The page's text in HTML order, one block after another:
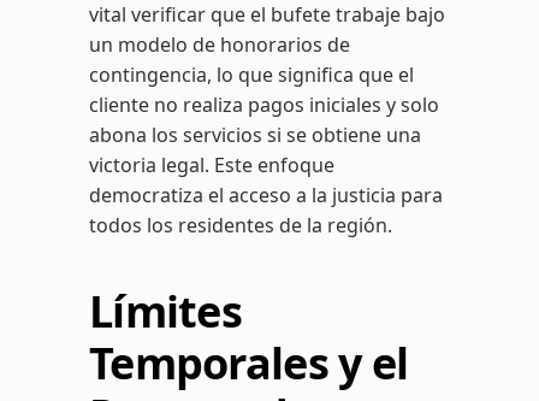
vital verificar que el bufete trabaje bajo
un modelo de honorarios de
contingencia, lo que significa que el
cliente no realiza pagos iniciales y solo
abona los servicios si se obtiene una
victoria legal. Este enfoque
democratiza el acceso a la justicia para
todos los residentes de la región.
Límites
Temporales y el